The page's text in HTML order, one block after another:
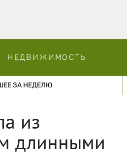
НЕДВИЖИМОСТЬ
ЗА НЕДЕЛЮ
из
длинными